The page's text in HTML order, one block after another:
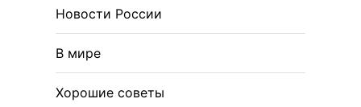
Новости России
В мире
Хорошие советы